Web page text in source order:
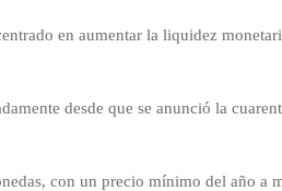
en aumentar la liquidez
desde que se anunció la
con un precio mínimo del año